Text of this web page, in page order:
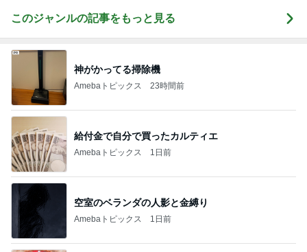
このジャンルの記事をもっと見る
神がかってる掃除機
Amebaトピックス 23時間前
給付金で自分で買ったカルティエ
Amebaトピックス 1日前
空室のベランダの人影と金縛り
Amebaトピックス 1日前